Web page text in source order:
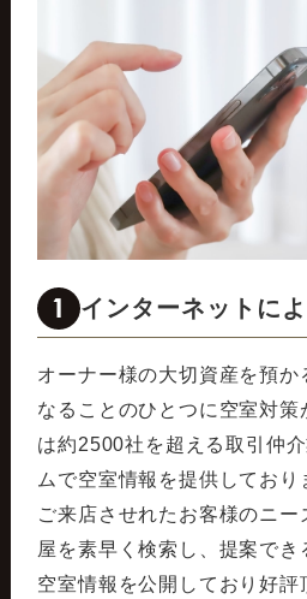
1 インターネットに
オーナー様の大切資産を預か
なることのひとつに空室対策
は約2500社を超える取引仲
ムで空室情報を提供しており
ご来店させれたお客様のニー
屋を素早く検索し、提案で
空室情報を公開しており好評